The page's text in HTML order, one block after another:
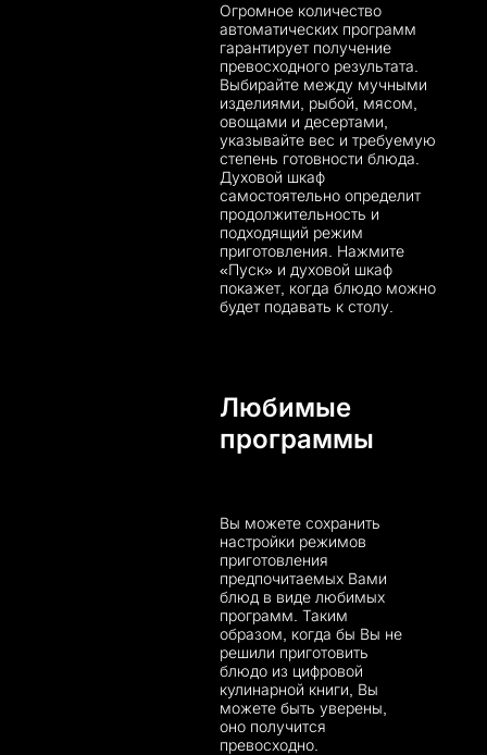
Огромное количество
автоматических программ
гарантирует получение
превосходного результата.
Выбирайте между мучными
изделиями, рыбой, мясом,
овощами и десертами,
указывайте вес и требуемую
степень готовности блюда.
Духовой шкаф
самостоятельно определит
продолжительность и
подходящий режим
приготовления. Нажмите
«Пуск» и духовой шкаф
покажет, когда блюдо можно
будет подавать к столу.
Любимые
программы
Вы можете сохранить
настройки режимов
приготовления
предпочитаемых Вами
блюд в виде любимых
программ. Таким
образом, когда бы Вы не
решили приготовить
блюдо из цифровой
кулинарной книги, Вы
можете быть уверены,
оно получится
превосходно.